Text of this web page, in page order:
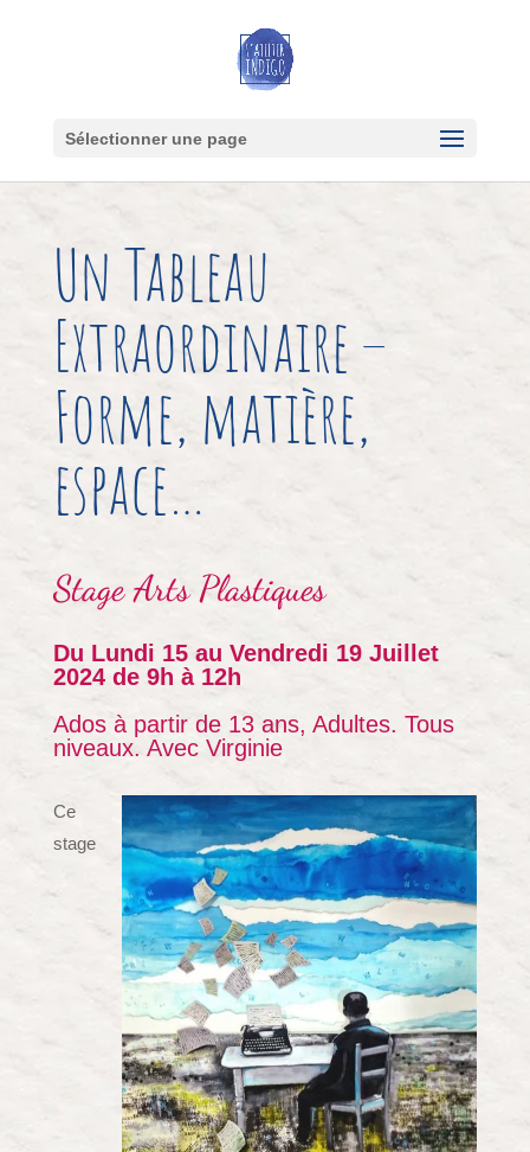
Sélectionner une page
Un Tableau
Extraordinaire –
Forme, matière,
espace…
StageArts Plastiques
Du Lundi 15 au Vendredi 19 Juillet
2024 de 9h à 12h
Ados à partir de 13 ans, Adultes. Tous
niveaux. Avec Virginie
Ce
stage